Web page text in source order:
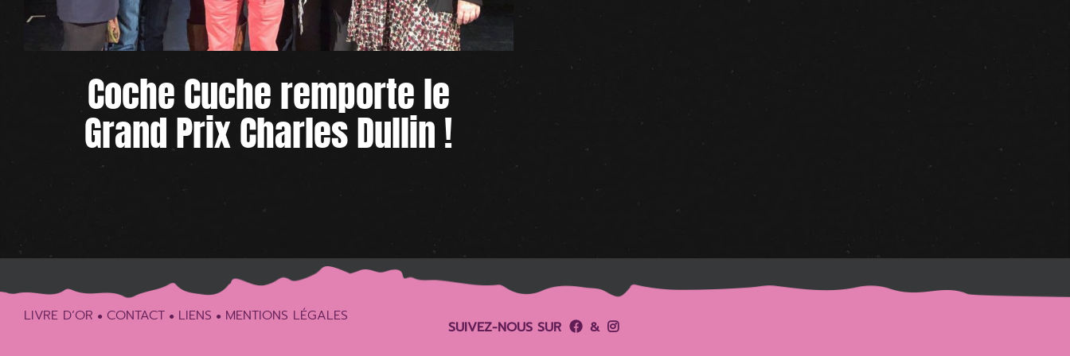
Coche Cuche remporte le
Grand Prix Charles Dullin !
LIVRE D’OR CONTACT LIENS MENTIONS LÉGALES
SUIVEZ-NOUS SUR &